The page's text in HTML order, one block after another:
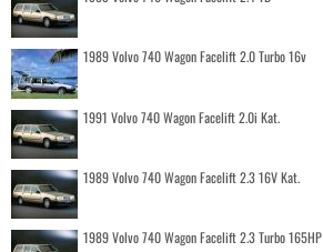
1989 Volvo 740 Wagon Facelift 2.0 Turbo 16v
1991 Volvo 740 Wagon Facelift 2.0i Kat.
1989 Volvo 740 Wagon Facelift 2.3 16V Kat.
1989 Volvo 740 Wagon Facelift 2.3 Turbo 165HP